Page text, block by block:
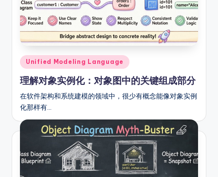
Posted
Unified Modeling Language
理解对象实例化：对象图中的关键组成部分
在软件架构和系统建模的领域中，很少有概念能像对象实例
化那样有…